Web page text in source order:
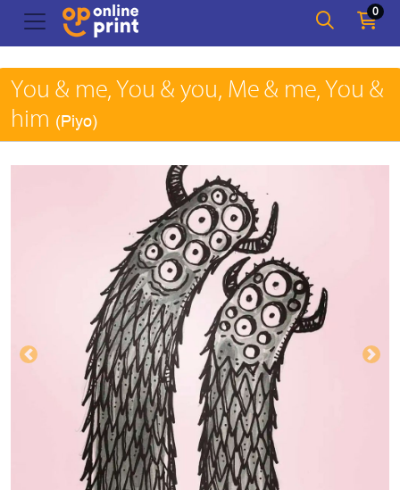
0
You & me, You & you, Me & me, You &
him (Piyo)